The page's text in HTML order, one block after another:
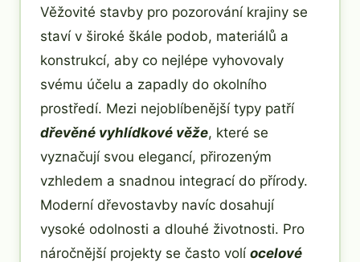
Věžovité stavby pro pozorování krajiny se
staví v široké škále podob, materiálů a
konstrukcí, aby co nejlépe vyhovovaly
svému účelu a zapadly do okolního
prostředí. Mezi nejoblíbenější typy patří
dřevěné vyhlídkové věže, které se
vyznačují svou elegancí, přirozeným
vzhledem a snadnou integrací do přírody.
Moderní dřevostavby navíc dosahují
vysoké odolnosti a dlouhé životnosti. Pro
náročnější projekty se často volí ocelové